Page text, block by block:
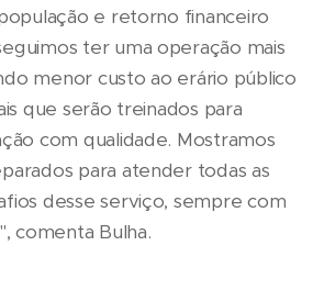
e retorno financeiro
ter uma operação mais
menor custo ao erário público
que serão treinados para
com qualidade. Mostramos
para atender todas as
desse serviço, sempre com
comenta Bulha.